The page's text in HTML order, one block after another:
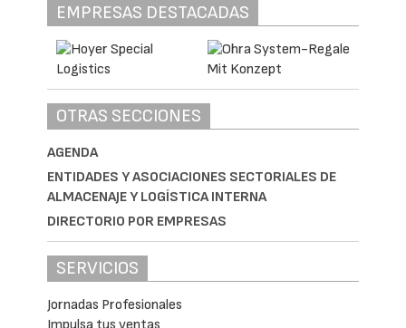
EMPRESAS DESTACADAS
OTRAS SECCIONES
AGENDA
ENTIDADES Y ASOCIACIONES SECTORIALES DE
ALMACENAJE Y LOGÍSTICA INTERNA
DIRECTORIO POR EMPRESAS
SERVICIOS
Jornadas Profesionales
Impulsa tus ventas